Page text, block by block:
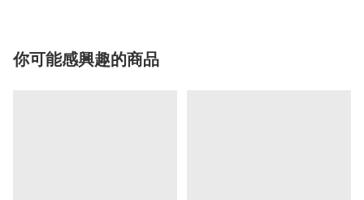
你可能感興趣的商品